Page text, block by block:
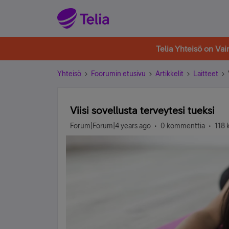
Telia Yhteisö on
Yhteisö Foorumin etusivu Artikkelit Laitteet
Viisi sovellusta terveytesi tueksi
Forum|Forum|4 years ago 0 kommenttia 118